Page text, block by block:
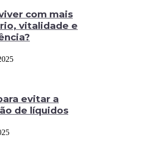
com mais
vitalidade e
evitar a
de líquidos